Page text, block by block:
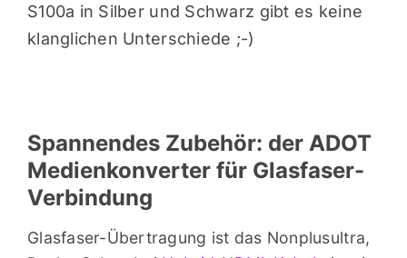
S100a in Silber und Schwarz gibt es keine
klanglichen Unterschiede ;-)
Spannendes Zubehör: der ADOT
Medienkonverter für Glasfaser-
Verbindung
Glasfaser-Übertragung ist das Nonplusultra,